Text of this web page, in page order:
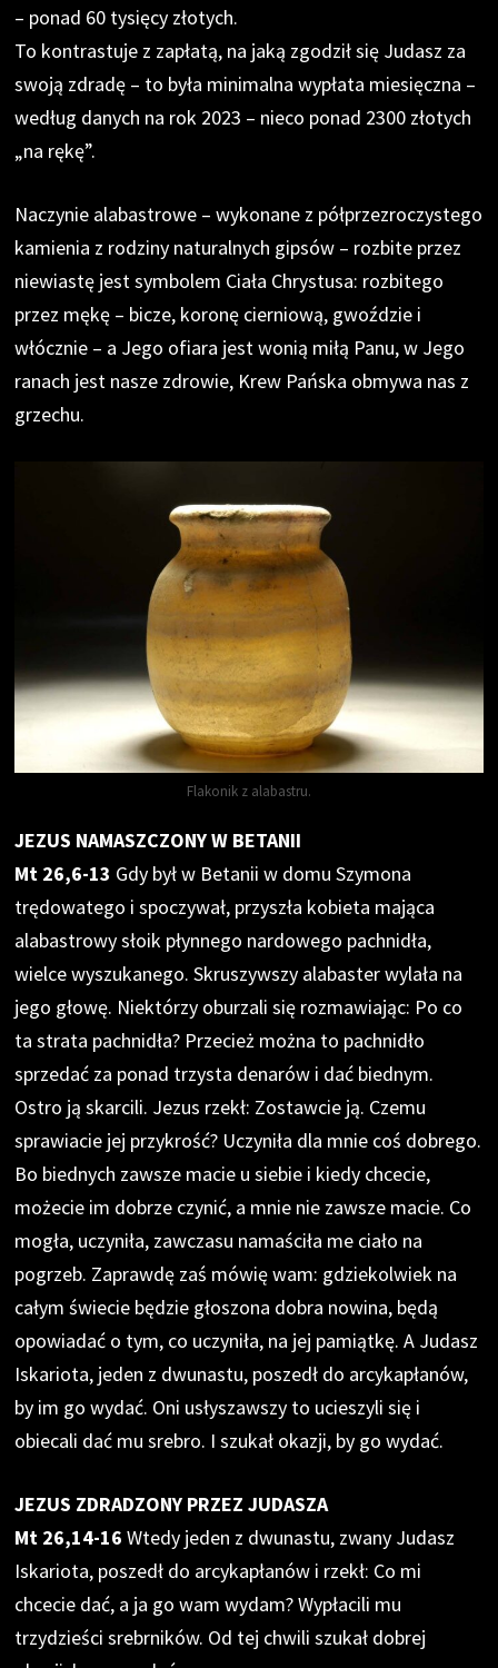
– ponad 60 tysięcy złotych.
To kontrastuje z zapłatą, na jaką zgodził się Judasz za
swoją zdradę – to była minimalna wypłata miesięczna –
według danych na rok 2023 – nieco ponad 2300 złotych
„na rękę”.
Naczynie alabastrowe – wykonane z półprzezroczystego
kamienia z rodziny naturalnych gipsów – rozbite przez
niewiastę jest symbolem Ciała Chrystusa: rozbitego
przez mękę – bicze, koronę cierniową, gwoździe i
włócznie – a Jego ofiara jest wonią miłą Panu, w Jego
ranach jest nasze zdrowie, Krew Pańska obmywa nas z
grzechu.
Flakonik z alabastru.
JEZUS NAMASZCZONY W BETANII
Mt 26,6-13 Gdy był w Betanii w domu Szymona
trędowatego i spoczywał, przyszła kobieta mająca
alabastrowy słoik płynnego nardowego pachnidła,
wielce wyszukanego. Skruszywszy alabaster wylała na
jego głowę. Niektórzy oburzali się rozmawiając: Po co
ta strata pachnidła? Przecież można to pachnidło
sprzedać za ponad trzysta denarów i dać biednym.
Ostro ją skarcili. Jezus rzekł: Zostawcie ją. Czemu
sprawiacie jej przykrość? Uczyniła dla mnie coś dobrego.
Bo biednych zawsze macie u siebie i kiedy chcecie,
możecie im dobrze czynić, a mnie nie zawsze macie. Co
mogła, uczyniła, zawczasu namaściła me ciało na
pogrzeb. Zaprawdę zaś mówię wam: gdziekolwiek na
całym świecie będzie głoszona dobra nowina, będą
opowiadać o tym, co uczyniła, na jej pamiątkę. A Judasz
Iskariota, jeden z dwunastu, poszedł do arcykapłanów,
by im go wydać. Oni usłyszawszy to ucieszyli się i
obiecali dać mu srebro. I szukał okazji, by go wydać.
JEZUS ZDRADZONY PRZEZ JUDASZA
Mt 26,14-16 Wtedy jeden z dwunastu, zwany Judasz
Iskariota, poszedł do arcykapłanów i rzekł: Co mi
chcecie dać, a ja go wam wydam? Wypłacili mu
trzydzieści srebrników. Od tej chwili szukał dobrej